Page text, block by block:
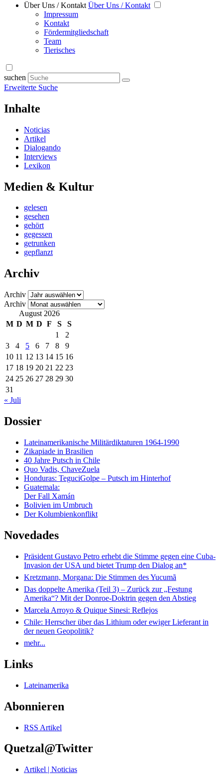
Über Uns / Kontakt Über Uns / Kontakt
Impressum
Kontakt
Fördermitgliedschaft
Team
Tierisches
suchen
Erweiterte Suche
Inhalte
Noticias
Artikel
Dialogando
Interviews
Lexikon
Medien & Kultur
gelesen
gesehen
gehört
gegessen
getrunken
gepflanzt
Archiv
Archiv
Archiv
August 2026
M D M D F S
S
1
2
3
4 5 6 7 8
9
10 11 12 13 14 15 16
17 18 19 20 21 22 23
24 25 26 27 28 29 30
31
« Juli
Dossier
Lateinamerikanische Militärdiktaturen 1964-1990
Zikapiade in Brasilien
40 Jahre Putsch in Chile
Quo Vadis, ChaveZuela
Honduras: TeguciGolpe – Putsch im Hinterhof
Guatemala:
Der Fall Xamán
Bolivien im Umbruch
Der Kolumbienkonflikt
Novedades
Präsident Gustavo Petro erhebt die Stimme gegen eine Cuba-
Invasion der USA und bietet Trump den Dialog an*
Kretzmann, Morgana: Die Stimmen des Yucumã
Das doppelte Amerika (Teil 3) – Zurück zur „Festung
Amerika“? Mit der Donroe-Doktrin gegen den Abstieg
Marcela Arroyo & Quique Sinesi: Reflejos
Chile: Herrscher über das Lithium oder ewiger Lieferant in
der neuen Geopolitik?
mehr...
Links
Lateinamerika
Abonnieren
RSS Artikel
Quetzal@Twitter
Artikel | Noticias